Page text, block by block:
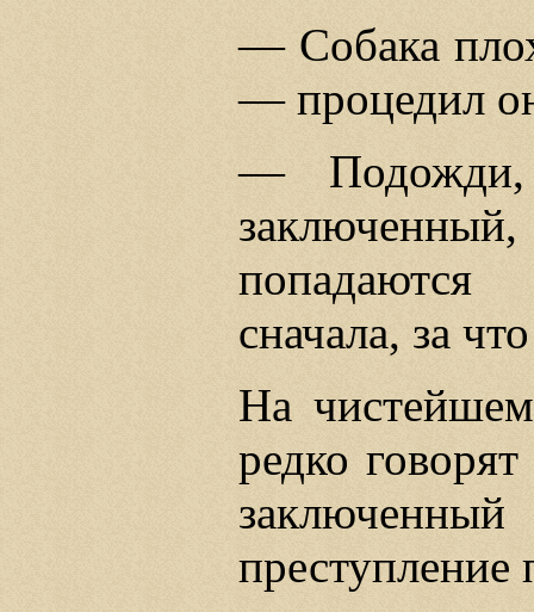
— Собака
— процедил
— Подожди,
сначала, за
На
редко
преступление